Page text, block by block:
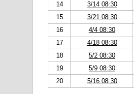
14
3/14 08:30
15
3/21 08:30
16
4/4 08:30
17
4/18 08:30
18
5/2 08:30
19
5/9 08:30
20
5/16 08:30